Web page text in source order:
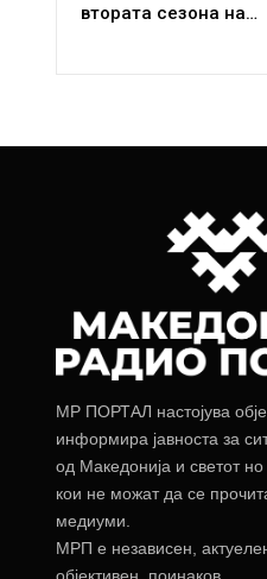
втората сезона на…
МР ПОРТАЛ настојува
информира јавноста за
од Македонија и светот
кои не можат да се
медиуми.
МРП е независен,
објективен, поинаков.